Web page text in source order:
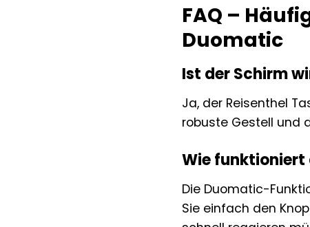
FAQ –
Duomatic
Ist der Schirm
Ja, der Reisenthel
robuste Gestell und
Wie
Die Duomatic-
Sie einfach den